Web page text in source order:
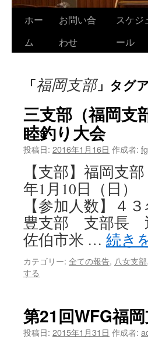
コ
ツ
へ
ス
プ
ホー
ム
お問い合
わせ
スケジ
ール
「福岡支部」タグ
三支部（福岡支
睦釣り大会
投稿日: 2016年1月16日 作成者:
【支部】福岡支
年1月10日（日）
【参加人数】４
豊支部 支部長
佐伯市米 … 続き
カテゴリー: 全ての報告, 八女支部,
する
第21回WFG福
投稿日: 2015年1月31日 作成者: